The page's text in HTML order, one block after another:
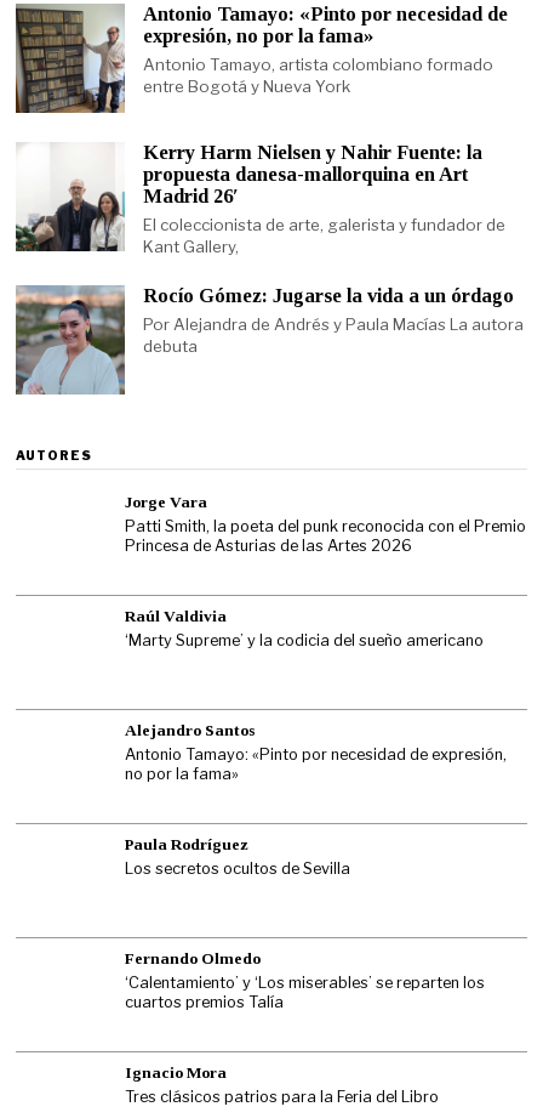
Antonio Tamayo: «Pinto por necesidad de
expresión, no por la fama»
Antonio Tamayo, artista colombiano formado
entre Bogotá y Nueva York
Kerry Harm Nielsen y Nahir Fuente: la
propuesta danesa-mallorquina en Art
Madrid 26′
El coleccionista de arte, galerista y fundador de
Kant Gallery,
Rocío Gómez: Jugarse la vida a un órdago
Por Alejandra de Andrés y Paula Macías La autora
debuta
AUTORES
Jorge Vara
Patti Smith, la poeta del punk reconocida con el Premio
Princesa de Asturias de las Artes 2026
Raúl Valdivia
‘Marty Supreme’ y la codicia del sueño americano
Alejandro Santos
Antonio Tamayo: «Pinto por necesidad de expresión,
no por la fama»
Paula Rodríguez
Los secretos ocultos de Sevilla
Fernando Olmedo
‘Calentamiento’ y ‘Los miserables’ se reparten los
cuartos premios Talía
Ignacio Mora
Tres clásicos patrios para la Feria del Libro